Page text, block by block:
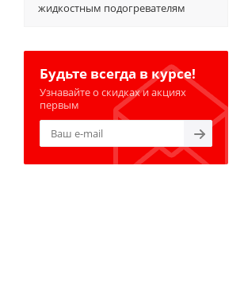
жидкостным подогревателям
Будьте всегда в курсе!
Узнавайте о скидках и акциях
первым